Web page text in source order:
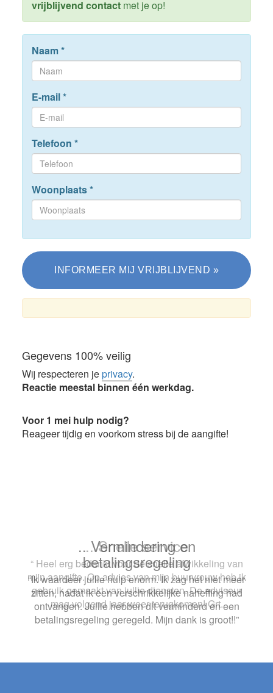
vrijblijvend contactmet je op!
Naam*
E-mail*
Telefoon *
Woonplaats*
Gegevens 100% veilig
Wij respecteren jeprivacy.
Reactie meestal binnen één werkdag.
Voor 1 mei hulp nodig?
Reageer tijdig en voorkom stress bij de aangifte!
.. Snelle service
“ Heel erg bedankt voor de snelle afwikkeling van
mijn aangifte. Op advies van mijn buurvrouw heb ik
gebruik gemaakt van jullie diensten. De adviseur
mag volgend jaar weer terugkomen! Grt.